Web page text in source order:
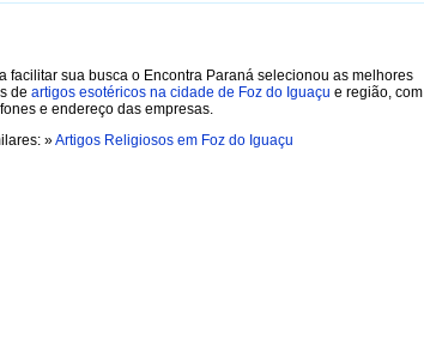
facilitar sua busca o Encontra Paraná selecionou as melhores
de artigos esotéricos na cidade de Foz do Iguaçu e região, com
e endereço das empresas.
»Artigos Religiosos em Foz do Iguaçu